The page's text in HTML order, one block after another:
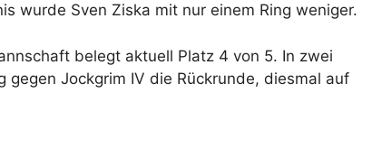
wurde Sven Ziska mit nur einem Ring weniger.
belegt aktuell Platz 4 von 5. In zwei
Jockgrim IV die Rückrunde, diesmal auf